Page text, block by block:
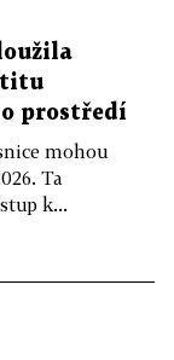
prostředí
mohou
Ta
k...